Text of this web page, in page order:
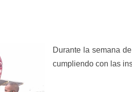
Durante la semana
cumpliendo con las